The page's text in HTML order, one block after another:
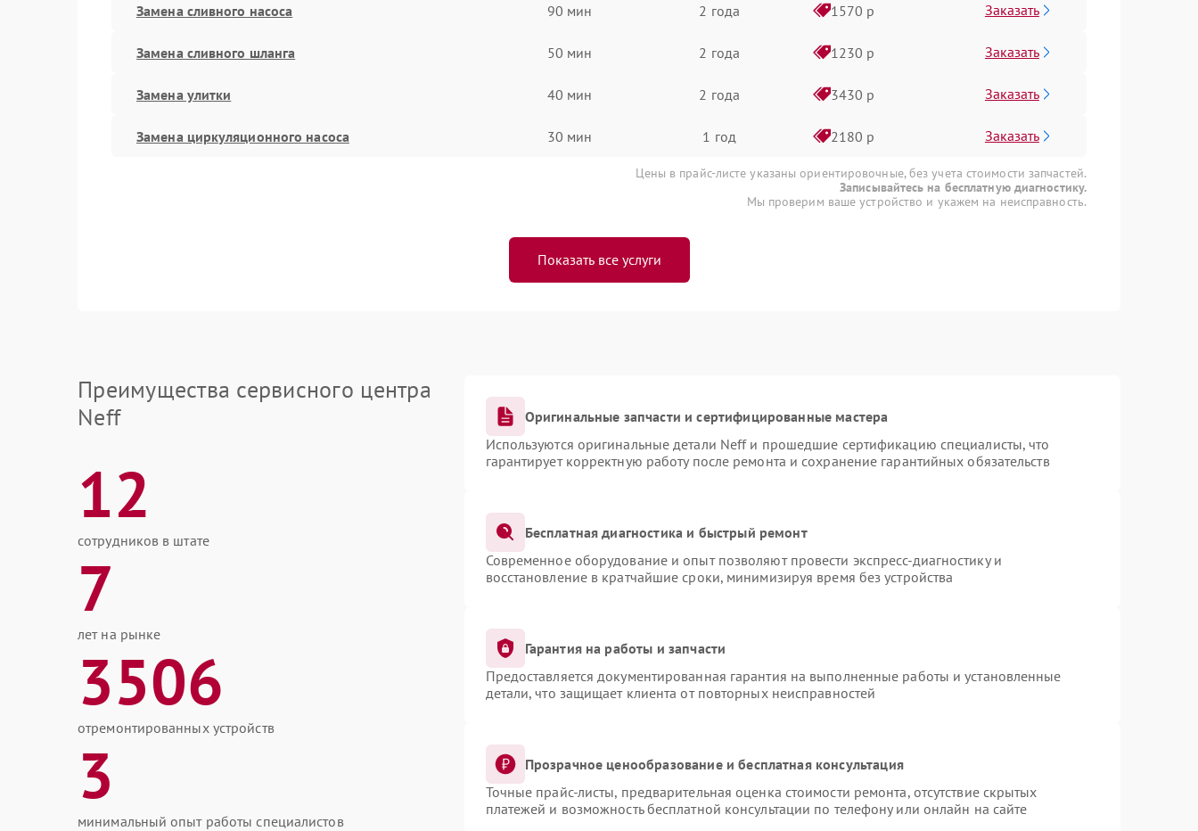
Замена сливного насоса 90 мин 2 года 1570 р Заказать
Замена сливного шланга 50 мин 2 года 1230 р Заказать
Замена улитки 40 мин 2 года 3430 р Заказать
Замена циркуляционного насоса 30 мин 1 год 2180 р Заказать
Цены в прайс-листе указаны ориентировочные, без учета стоимости запчастей.
Записывайтесь на бесплатную диагностику.
Мы проверим ваше устройство и укажем на неисправность.
Показать все услуги
Преимущества сервисного центра
Neff
12
сотрудников в штате
7
лет на рынке
3506
отремонтированных устройств
3
минимальный опыт работы специалистов
Оригинальные запчасти и сертифицированные мастера
Используются оригинальные детали Neff и прошедшие сертификацию специалисты, что
гарантирует корректную работу после ремонта и сохранение гарантийных обязательств
Бесплатная диагностика и быстрый ремонт
Современное оборудование и опыт позволяют провести экспресс-диагностику и
восстановление в кратчайшие сроки, минимизируя время без устройства
Гарантия на работы и запчасти
Предоставляется документированная гарантия на выполненные работы и установленные
детали, что защищает клиента от повторных неисправностей
Прозрачное ценообразование и бесплатная консультация
Точные прайс-листы, предварительная оценка стоимости ремонта, отсутствие скрытых
платежей и возможность бесплатной консультации по телефону или онлайн на сайте